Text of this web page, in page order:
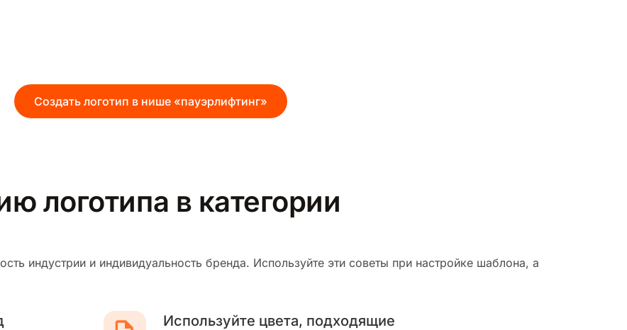
Создать логотип в нише «пауэрлифтинг»
логотипа в категории
индустрии и индивидуальность бренда. Используйте эти советы при настройке шаблона, а
Используйте цвета, подходящие